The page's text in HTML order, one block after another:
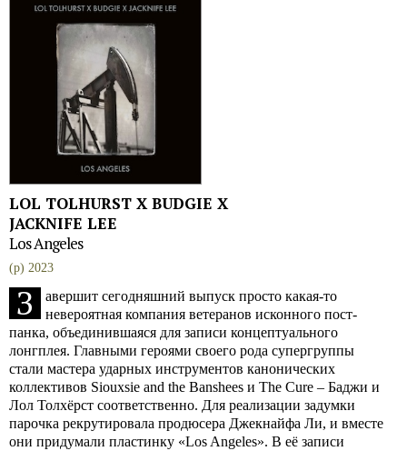
LOL TOLHURST X BUDGIE X
JACKNIFE LEE
Los Angeles
(p) 2023
З
авершит сегодняшний выпуск просто какая-то
невероятная компания ветеранов исконного пост-
панка, объединившаяся для записи концептуального
лонгплея. Главными героями своего рода супергруппы
стали мастера ударных инструментов канонических
коллективов Siouxsie and the Banshees и The Cure – Баджи и
Лол Толхёрст соответственно. Для реализации задумки
парочка рекрутировала продюсера Джекнайфа Ли, и вместе
они придумали пластинку «Los Angeles». В её записи